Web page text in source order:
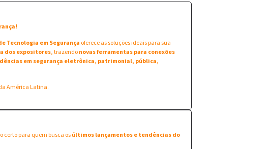
Tecnologia em Segurança oferece as soluções ideais para sua
dos expositores, trazendonovas ferramentas para conexões
em segurança eletrônica, patrimonial, pública,
América Latina.
certo para quem busca osúltimos lançamentos e tendências do